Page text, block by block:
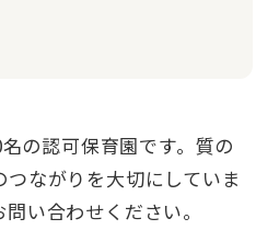
ながりを大切にしていま